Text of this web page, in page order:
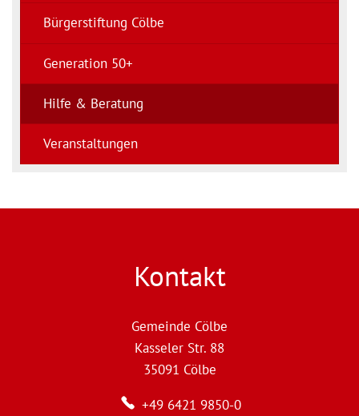
Bürgerstiftung Cölbe
Generation 50+
Hilfe & Beratung
Veranstaltungen
Kontakt
Gemeinde Cölbe
Kasseler Str. 88
35091 Cölbe
+49 6421 9850-0